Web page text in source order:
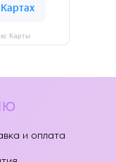
Карты
и оплата